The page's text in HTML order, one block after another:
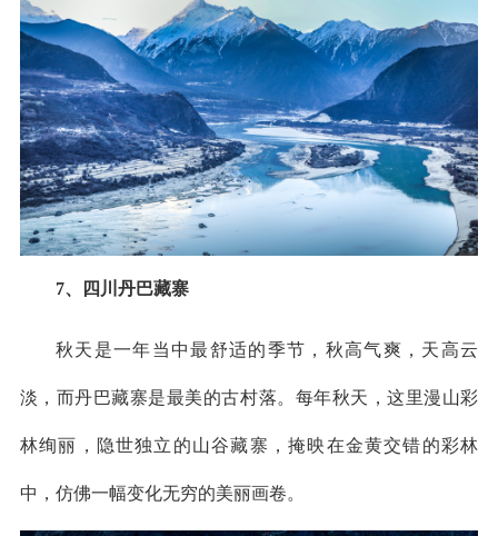
7、四川丹巴藏寨
秋天是一年当中最舒适的季节，秋高气爽，天高云
淡，而丹巴藏寨是最美的古村落。每年秋天，这里漫山彩
林绚丽，隐世独立的山谷藏寨，掩映在金黄交错的彩林
中，仿佛一幅变化无穷的美丽画卷。